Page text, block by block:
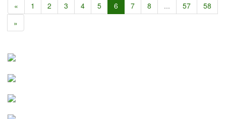
« 1 2 3 4 5 6 7 8 ... 57
58
»